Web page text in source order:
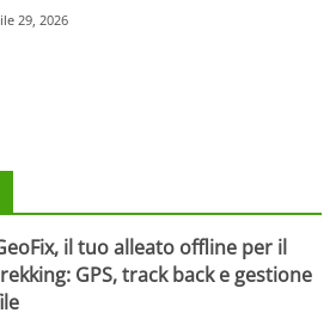
29, 2026
il tuo alleato offline per il
GPS, track back e gestione